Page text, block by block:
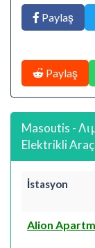
Paylaş
Paylaş
Masoutis -
Elektrikli
İstasyon
Alion